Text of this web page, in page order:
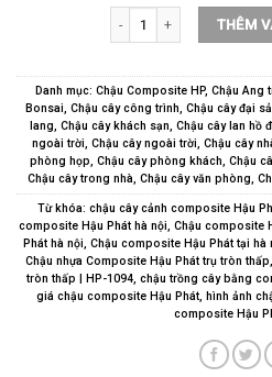
Chậu nhựa Composite
THÊM
Danh mục: Chậu Composite HP, Chậu Ang
Bonsai, Chậu cây công trình, Chậu cây đại
lang, Chậu cây khách sạn, Chậu cây lan hồ
ngoài trời, Chậu cây ngoài trời, Chậu cây
phòng họp, Chậu cây phòng khách, Chậu
Chậu cây trong nhà, Chậu cây văn phòng,
Từ khóa: chậu cây cảnh composite Hậu
composite Hậu Phát hà nội, Chậu composite
Phát hà nội, Chậu composite Hậu Phát tại hà
Chậu nhựa Composite Hậu Phát trụ tròn thấp,
tròn thấp | HP-1094, chậu trồng cây bằng
giá chậu composite Hậu Phát, hình ảnh
composite Hậu